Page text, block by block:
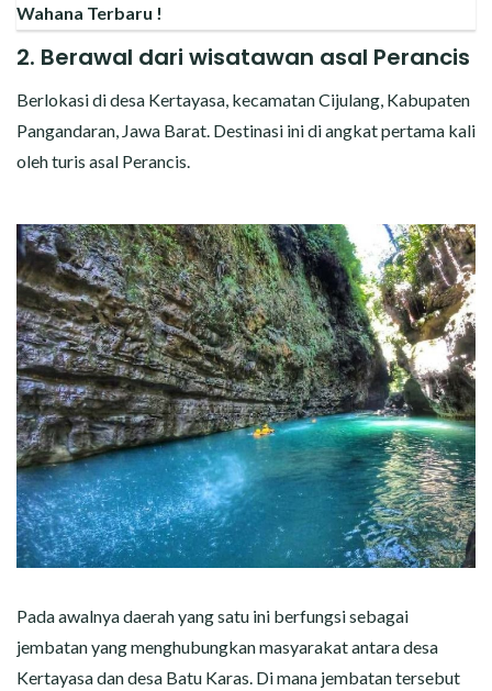
Wahana Terbaru !
2. Berawal dari wisatawan asal Perancis
Berlokasi di desa Kertayasa, kecamatan Cijulang, Kabupaten
Pangandaran, Jawa Barat. Destinasi ini di angkat pertama kali
oleh turis asal Perancis.
Pada awalnya daerah yang satu ini berfungsi sebagai
jembatan yang menghubungkan masyarakat antara desa
Kertayasa dan desa Batu Karas. Di mana jembatan tersebut